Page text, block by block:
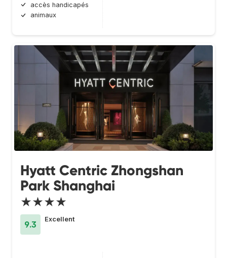
accès handicapés
animaux
Hyatt Centric Zhongshan
Park Shanghai
★★★★
9.3
Excellent